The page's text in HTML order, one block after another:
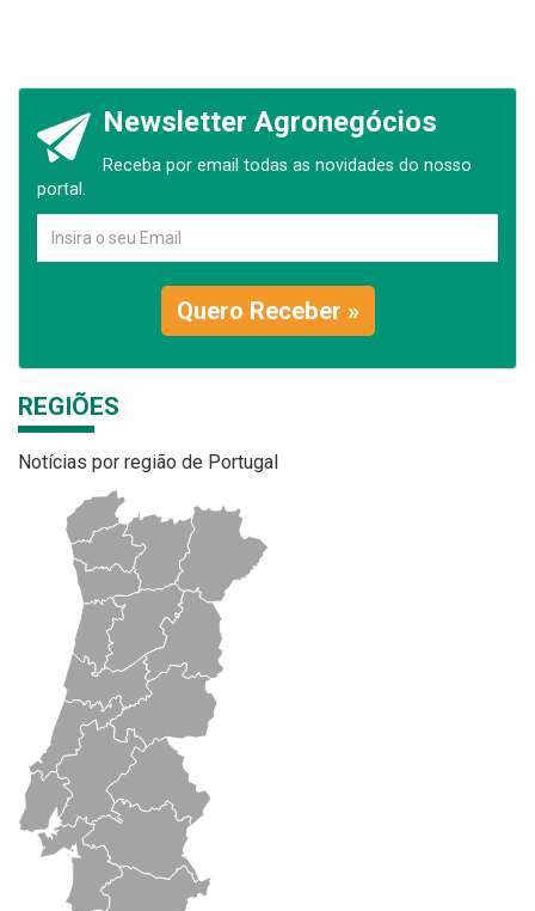
Newsletter Agronegócios
Receba por email todas as novidades do nosso
portal.
Quero Receber »
REGIÕES
Notícias por região de Portugal